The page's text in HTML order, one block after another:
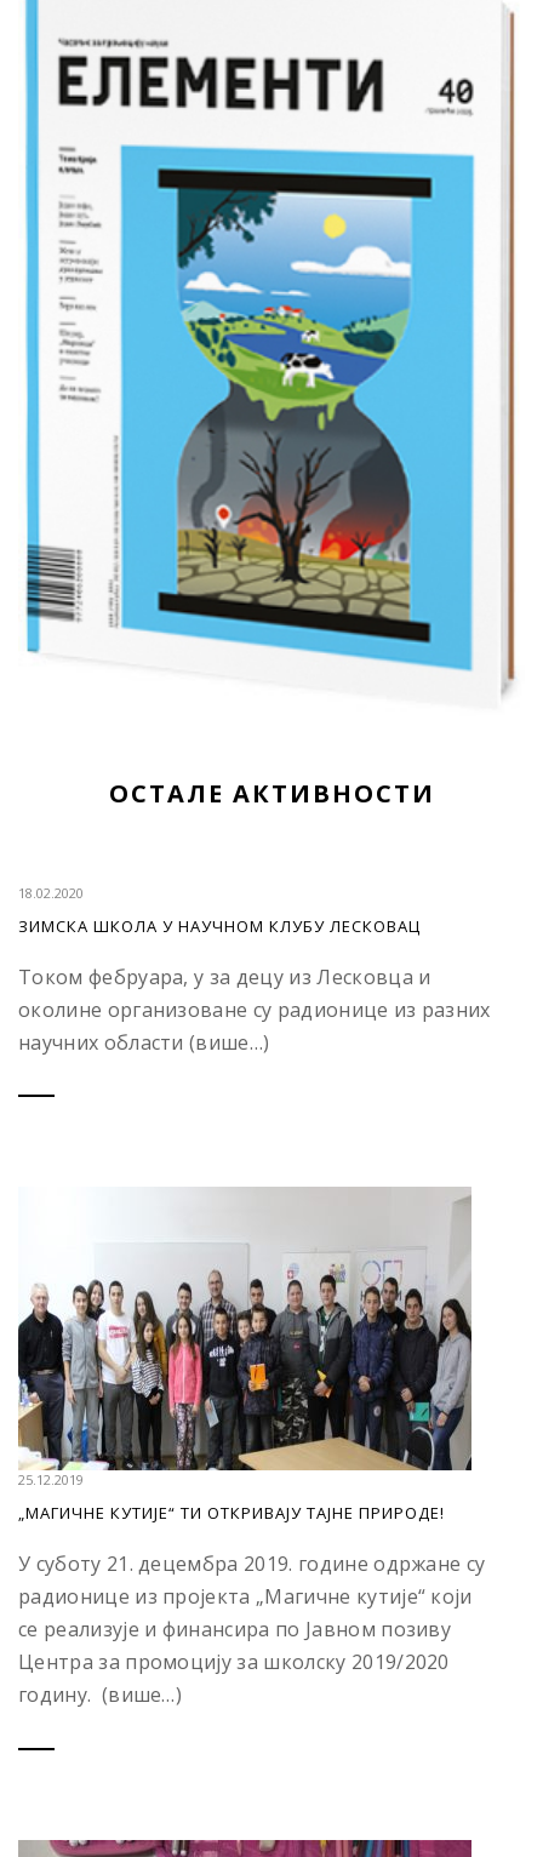
ОСТАЛЕ АКТИВНОСТИ
18.02.2020
ЗИМСКА ШКОЛА У НАУЧНОМ КЛУБУ ЛЕСКОВАЦ
Током фебруара, у за децу из Лесковца и
околине организоване су радионице из разних
научних области (више…)
25.12.2019
„МАГИЧНЕ КУТИЈЕ“ ТИ ОТКРИВАЈУ ТАЈНЕ ПРИРОДЕ!
У суботу 21. децембра 2019. године одржане су
радионице из пројекта „Магичне кутије“ који
се реализује и финансира по Јавном позиву
Центра за промоцију за школску 2019/2020
годину. (више…)